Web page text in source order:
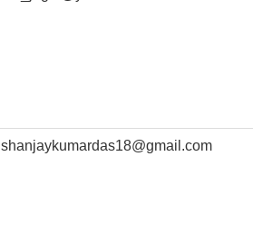
shanjaykumardas18@gmail.com